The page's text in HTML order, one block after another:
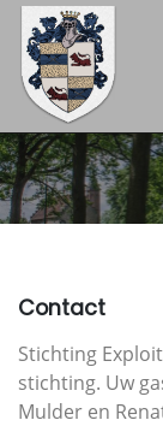
Contact
Stichting
stichting. Uw
Mulder en